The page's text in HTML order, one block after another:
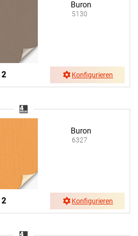
Buron
5130
2 Konfigurieren
Buron
6327
2 Konfigurieren